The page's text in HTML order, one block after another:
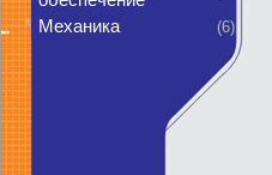
* Механика (6)